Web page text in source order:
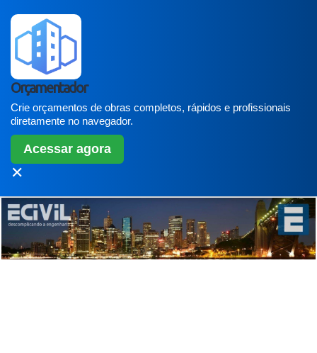
Orçamentador
Crie orçamentos de obras completos, rápidos e profissionais
diretamente no navegador.
Acessar agora
✕